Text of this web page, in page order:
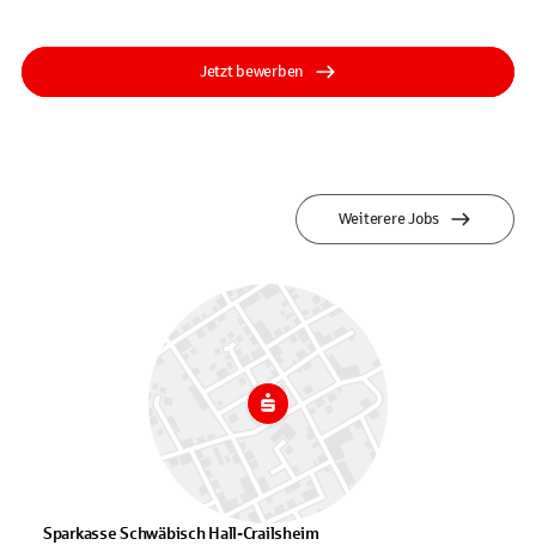
Jetzt bewerben
Weiterere Jobs
Sparkasse Schwäbisch Hall-Crailsheim